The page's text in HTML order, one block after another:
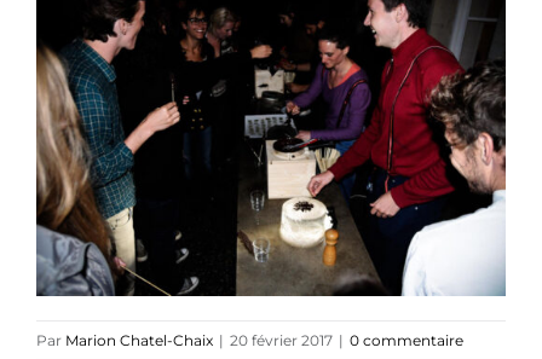
Collaborations
Direction créative
Références
Par Marion Chatel-Chaix | 20 février 2017 | 0 commentaire